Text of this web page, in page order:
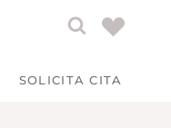
SOLICITA CITA